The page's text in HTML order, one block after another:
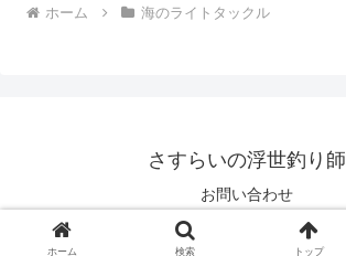
ホーム 海のライトタックル
さすらいの浮世釣り師
お問い合わせ
© 2006 さすらいの浮世釣り師.
ホーム 検索 トップ